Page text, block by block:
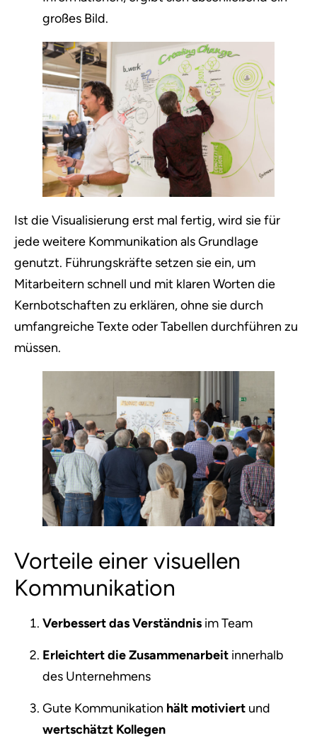
großes Bild.
Ist die Visualisierung erst mal fertig, wird sie für
jede weitere Kommunikation als Grundlage
genutzt. Führungskräfte setzen sie ein, um
Mitarbeitern schnell und mit klaren Worten die
Kernbotschaften zu erklären, ohne sie durch
umfangreiche Texte oder Tabellen durchführen zu
müssen.
Vorteile einer visuellen
Kommunikation
Verbessert das Verständnis im Team
Erleichtert die Zusammenarbeit innerhalb
des Unternehmens
Gute Kommunikation hält motiviert und
wertschätzt Kollegen